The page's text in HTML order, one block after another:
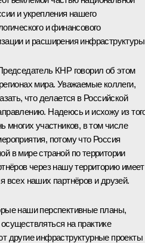
и укрепления нашего
и финансового
и расширения
КНР говорил об этом
мира. Уважаемые коллеги,
что делается в Российской
Надеюсь и исхожу из
многих участников, в том числе
потому что Россия
в мире страной по территории
через нашу территорию имеет
всех наших партнёров и друзей.
наши перспективные планы,
на практике
другие инфраструктурные проекты